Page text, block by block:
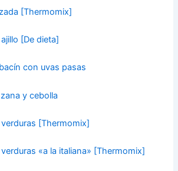
[Thermomix]
[De dieta]
con uvas pasas
y cebolla
[Thermomix]
«a la italiana» [Thermomix]